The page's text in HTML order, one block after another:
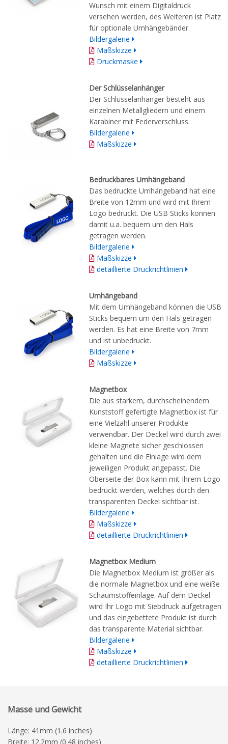
Wunsch mit einem Digitaldruck
versehen werden, des Weiteren ist Platz
für optionale Umhängebänder.
Bildergalerie
Maßskizze
Druckmaske
Der Schlüsselanhänger
Der Schlüsselanhänger besteht aus
einzelnen Metallgliedern und einem
Karabiner mit Federverschluss.
Bildergalerie
Maßskizze
Bedruckbares Umhängeband
Das bedruckte Umhängeband hat eine
Breite von 12mm und wird mit Ihrem
Logo bedruckt. Die USB Sticks können
damit u.a. bequem um den Hals
getragen werden.
Bildergalerie
Maßskizze
detaillierte Druckrichtlinien
Umhängeband
Mit dem Umhängeband können die USB
Sticks bequem um den Hals getragen
werden. Es hat eine Breite von 7mm
und ist unbedruckt.
Bildergalerie
Maßskizze
Magnetbox
Die aus starkem, durchscheinendem
Kunststoff gefertigte Magnetbox ist für
eine Vielzahl unserer Produkte
verwendbar. Der Deckel wird durch zwei
kleine Magnete sicher geschlossen
gehalten und die Einlage wird dem
jeweiligen Produkt angepasst. Die
Oberseite der Box kann mit Ihrem Logo
bedruckt werden, welches durch den
transparenten Deckel sichtbar ist.
Bildergalerie
Maßskizze
detaillierte Druckrichtlinien
Magnetbox Medium
Die Magnetbox Medium ist größer als
die normale Magnetbox und eine weiße
Schaumstoffeinlage. Auf dem Deckel
wird Ihr Logo mit Siebdruck aufgetragen
und das eingebettete Produkt ist durch
das transparente Material sichtbar.
Bildergalerie
Maßskizze
detaillierte Druckrichtlinien
Masse und Gewicht
Länge: 41mm (1.6 inches)
Breite: 12.2mm (0.48 inches)